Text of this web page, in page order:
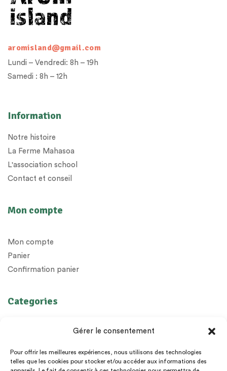
Gérer le consentement
Pour offrir les meilleures expériences, nous utilisons des technologies
telles que les cookies pour stocker et/ou accéder aux informations des
Information
Notre histoire
La Ferme Mahasoa
L'association school
Contact et conseil
Mon compte
Mon compte
Panier
Confirmation panier
Categories
Préparations
Diffuseurs
aromisland@gmail.com
Lundi – Vendredi: 8h – 19h
Samedi : 8h – 12h